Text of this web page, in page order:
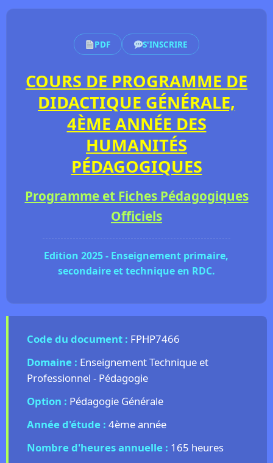
PDF S'INSCRIRE
COURS DE PROGRAMME DE
DIDACTIQUE GÉNÉRALE,
4ÈME ANNÉE DES
HUMANITÉS
PÉDAGOGIQUES
Programme et Fiches Pédagogiques
Officiels
Edition 2025 - Enseignement primaire,
secondaire et technique en RDC.
Code du document : FPHP7466
Domaine : Enseignement Technique et
Professionnel - Pédagogie
Option : Pédagogie Générale
Année d'étude : 4ème année
Nombre d'heures annuelle : 165 heures